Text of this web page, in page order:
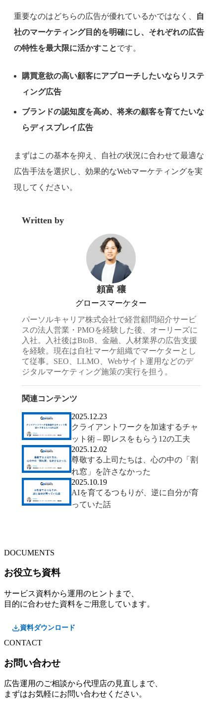
重要なのはどちらの広告が優れているかではなく、
自
社のマーケティング目的を明確にし、それぞれの広告
の特性を最大限に活かすことです。
購買意欲の高い顧客にアプローチしたいならリステ
ィング広告
ブランドの認知度を高め、将来の顧客を育てたいな
らディスプレイ広告
まずはこの基本を抑え、自社の状況に合わせて最適な
広告手法を選択し、効果的なWebマーケティングを実
現してください。
Written by
頼富 穰
グロースマーケター
パーソルキャリア株式会社で経営顧問紹介サービ
スの法人営業・PMOを経験した後、オーリーズに
入社。入社後はBtoB、金融、人材業界の広告支援
を経験。現在は自社マーケ組織でマーケターとし
て従事。SEO、LLMO、Webサイト運用などのデ
ジタルマーケティング施策の実行を担う。
関連コンテンツ
2025.12.23
クライアントワークを加速するチャ
ット術 – 即レスをもらう12の工夫
2025.12.02
尊敬する上司たちは、心の中の「割
れ窓」を許さなかった
2025.10.19
AIを育てるつもりが、逆に自分が育
っていた話
DOCUMENTS
お役立ち資料
サービス資料から運用のヒントまで、
目的に合わせた資料をご用意しています。
資料ダウンロード
CONTACT
お問い合わせ
広告運用のご相談から代理店の見直しまで、
まずはお気軽にお問い合わせください。